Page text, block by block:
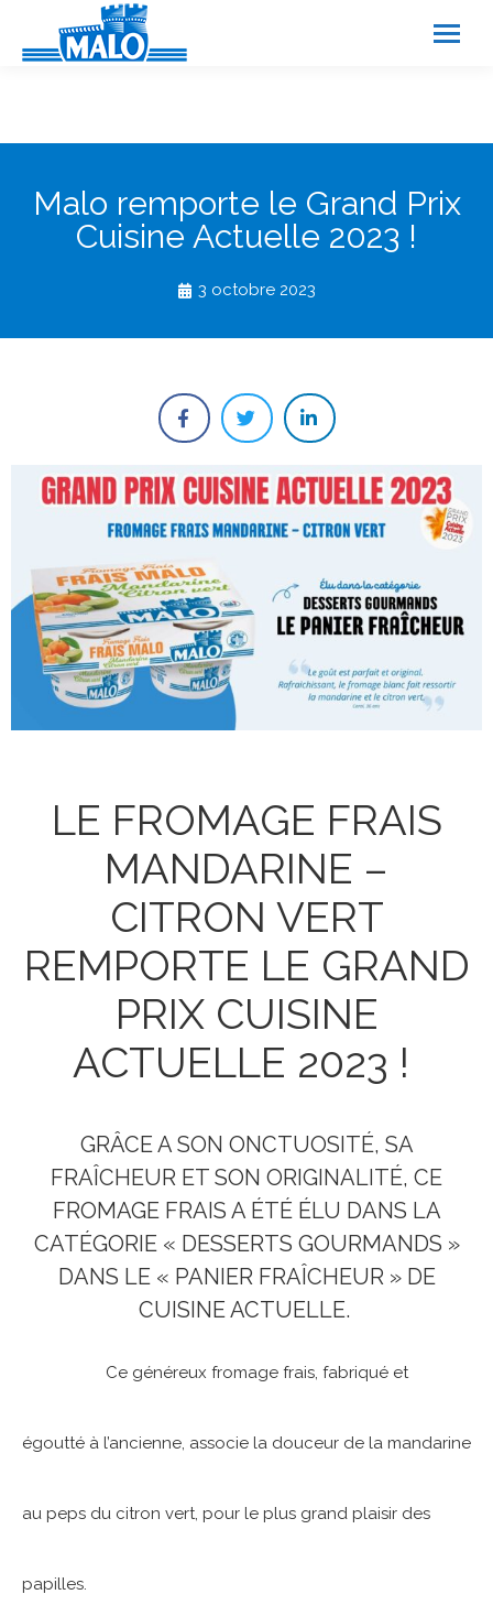
Panneau de gestion des cookies
Malo remporte le Grand Prix
Cuisine Actuelle 2023 !
3 octobre 2023
LE FROMAGE FRAIS
MANDARINE –
CITRON VERT
REMPORTE LE GRAND
PRIX CUISINE
ACTUELLE 2023 !
GRÂCE A SON ONCTUOSITÉ, SA
FRAÎCHEUR ET SON ORIGINALITÉ, CE
FROMAGE FRAIS A ÉTÉ ÉLU DANS LA
CATÉGORIE « DESSERTS GOURMANDS »
DANS LE « PANIER FRAÎCHEUR » DE
CUISINE ACTUELLE.
Ce généreux fromage frais, fabriqué et
égoutté à l’ancienne, associe la douceur de la mandarine
au peps du citron vert, pour le plus grand plaisir des
papilles.